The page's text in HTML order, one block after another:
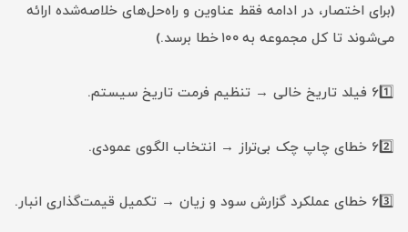
(برای اختصار، در ادامه فقط عناوین و راه‌حل‌های خلاصه‌شده ارائه
می‌شوند تا کل مجموعه به ۱۰۰ خطا برسد.)
61️⃣ فیلد تاریخ خالی → تنظیم فرمت تاریخ سیستم.
62️⃣ خطای چاپ چک بی‌تراز → انتخاب الگوی عمودی.
63️⃣ خطای عملکرد گزارش سود و زیان → تکمیل قیمت‌گذاری انبار.